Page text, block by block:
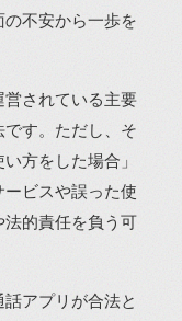
不安から一歩を
されている主要
す。ただし、そ
方をした場合」
ビスや誤った使
的責任を負う可
アプリが合法と